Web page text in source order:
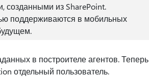
созданными из SharePoint.
поддерживаются в мобильных
в построителе агентов. Теперь
отдельный пользователь.